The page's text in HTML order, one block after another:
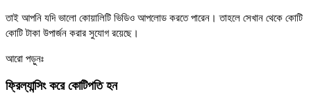
তাই আপনি যদি ভালো কোয়ালিটি ভিডিও আপলোড করতে পারেন। তাহলে সেখান থেকে কোটি
কোটি টাকা উপার্জন করার সুযোগ রয়েছে।
আরো পড়ুনঃ
ফ্রিল্যান্সিং করে কোটিপতি হন